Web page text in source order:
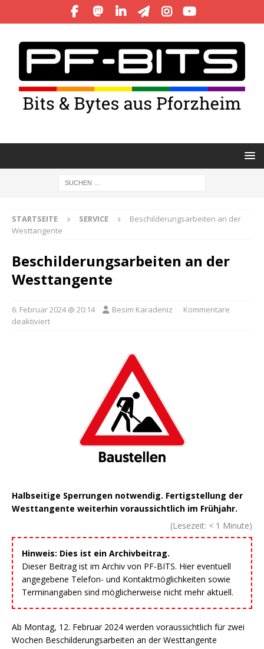
STARTSEITE SERVICE
Beschilderungsarbeiten an der
Westtangente
Beschilderungsarbeiten an der
Westtangente
6. Februar 2024 @ 20:14 Besim Karadeniz
Kommentare
deaktiviert
Halbseitige Sperrungen notwendig. Fertigstellung der
Westtangente weiterhin voraussichtlich im Frühjahr.
(Lesezeit: < 1 Minute)
Hinweis: Dies ist ein Archivbeitrag.
Dieser Beitrag ist im Archiv von PF-BITS. Hier eventuell
angegebene Telefon- und Kontaktmöglichkeiten sowie
Terminangaben sind möglicherweise nicht mehr aktuell.
Ab Montag, 12. Februar 2024 werden voraussichtlich für zwei
Wochen Beschilderungsarbeiten an der Westtangente